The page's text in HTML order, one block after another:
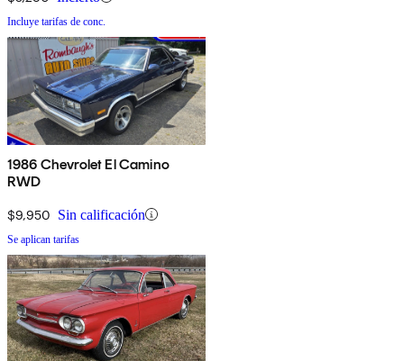
Incluye tarifas de conc.
1986 Chevrolet El Camino
RWD
$9,950 Sin calificación
Se aplican tarifas